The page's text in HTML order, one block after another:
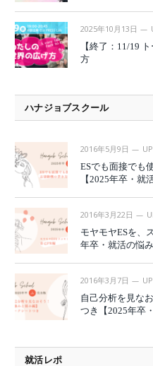
2025年10月13日
【終了：11/19
方
ハナジョブスクール
2016年5月9日
ESでも面接でも
【2025年卒・就
2016年3月22日
モヤモヤESを、
年卒・就活の悩み
2016年3月7日
自己分析を見な
つき【2025年卒
就活レポ